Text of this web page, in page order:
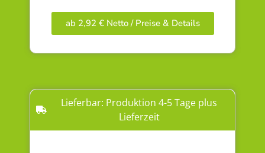
ab 2,92 € Netto / Preise & Details
Lieferbar: Produktion 4-5 Tage plus
Lieferzeit